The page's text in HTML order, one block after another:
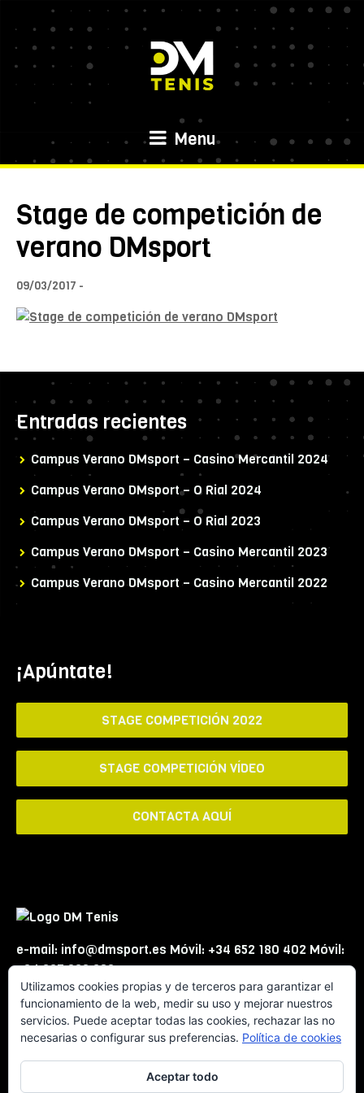
Menu
Stage de competición de
verano DMsport
09/03/2017
Entradas recientes
Campus Verano DMsport – Casino Mercantil 2024
Campus Verano DMsport – O Rial 2024
Campus Verano DMsport – O Rial 2023
Campus Verano DMsport – Casino Mercantil 2023
Campus Verano DMsport – Casino Mercantil 2022
¡Apúntate!
STAGE COMPETICIÓN 2022
STAGE COMPETICIÓN VÍDEO
CONTACTA AQUÍ
e-mail: info@dmsport.es Móvil: +34 652 180 402 Móvil:
+34 667 863 623
Utilizamos cookies propias y de terceros para garantizar el
funcionamiento de la web, medir su uso y mejorar nuestros
servicios. Puede aceptar todas las cookies, rechazar las no
necesarias o configurar sus preferencias. Política de cookies
Aceptar todo